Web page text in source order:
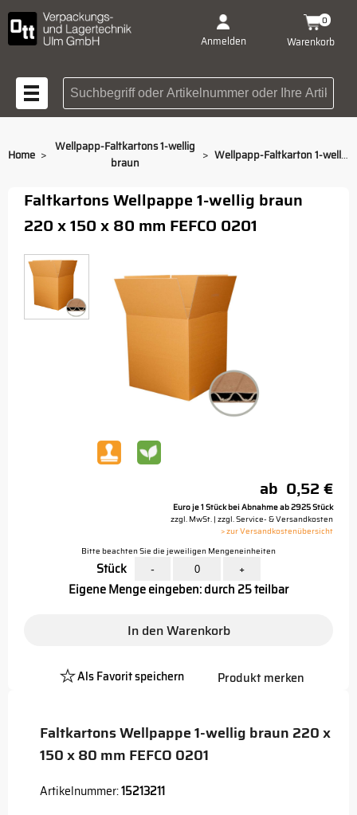
Anmelden Warenkorb
0
Suchbegriff oder
Home > Wellpapp-Faltkartons 1-wellig
braun
> Wellpapp-Faltkarton 1-wellig braun 220 x 150 x 80 mm
Faltkartons Wellpappe 1-wellig braun 220 x
150 x 80 mm FEFCO 0201
Artikelnummer:15213211
Faltkartons Wellpappe 1-wellig braun
220 x 150 x 80 mm FEFCO 0201
ab 0,52 €
Euro je 1 Stück bei Abnahme ab 2925 Stück
zzgl. MwSt. | zzgl. Service- & Versandkosten
> zur Versandkostenübersicht
Bitte beachten Sie die jeweiligen Mengeneinheiten
Stück - +
Eigene Menge eingeben: durch 25 teilbar
In den Warenkorb
Als Favorit speichern
Platzhalter
Produkt merken